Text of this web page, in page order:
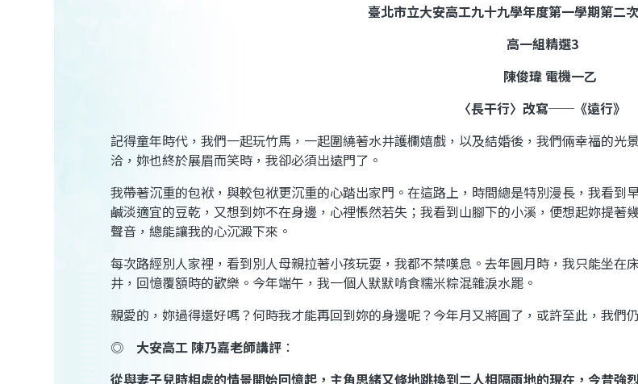
臺北市立大安高工九十九學年度第一學期第二
高一組精選3
陳俊瑋 電機一乙
〈長干行〉改寫──《遠行》
記得童年時代，我們一起玩竹馬，一起圍繞著水井護欄嬉戲，以及結婚後，我們倆幸福的光
洽，妳也終於展眉而笑時，我卻必須出遠門了。
我帶著沉重的包袱，與較包袱更沉重的心踏出家門。在這路上，時間總是特別漫長，我看到
鹹淡適宜的豆乾，又想到妳不在身邊，心裡悵然若失；我看到山腳下的小溪，便想起妳提著
聲音，總能讓我的心沉澱下來。
每次路經別人家裡，看到別人母親拉著小孩玩耍，我都不禁嘆息。去年圓月時，我只能坐
井，回憶覆額時的歡樂。今年端午，我一個人默默啃食糯米粽混雜淚水罷。
親愛的，妳過得還好嗎？何時我才能再回到妳的身邊呢？今年月又將圓了，或許至此，我們
◎
大安高工 陳乃嘉老師講評 ：
從與妻子兒時相處的情景開始回憶起，主角思緒又倏地跳換到二人相隔兩地的現在，今昔強